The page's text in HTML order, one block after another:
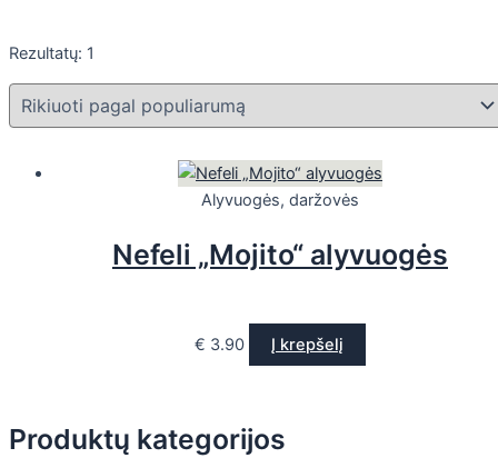
Produktų kategorijos
Rezultatų: 1
Alyvuogės, daržovės
Nefeli „Mojito“ alyvuogės
€ 3.90 Į krepšelį